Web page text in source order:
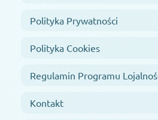
Polityka Prywatności
Polityka Cookies
Regulamin Programu
Kontakt